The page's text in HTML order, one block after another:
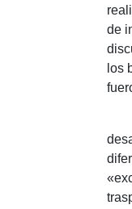
de
los